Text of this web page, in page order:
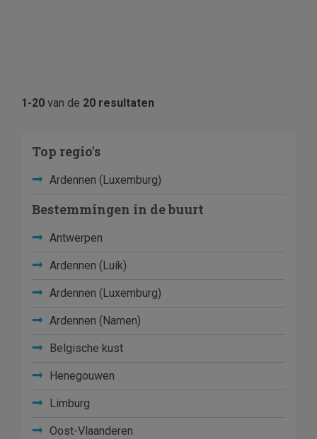
1-20 van de 20 resultaten
Top regio's
Ardennen (Luxemburg)
Bestemmingen in de buurt
Antwerpen
Ardennen (Luik)
Ardennen (Luxemburg)
Ardennen (Namen)
Belgische kust
Henegouwen
Limburg
Oost-Vlaanderen